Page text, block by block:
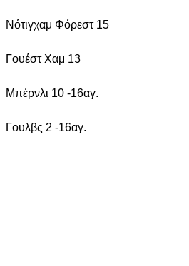
Νότιγχαμ Φόρεστ 15
Γουέστ Χαμ 13
Μπέρνλι 10 -16αγ.
Γουλβς 2 -16αγ.